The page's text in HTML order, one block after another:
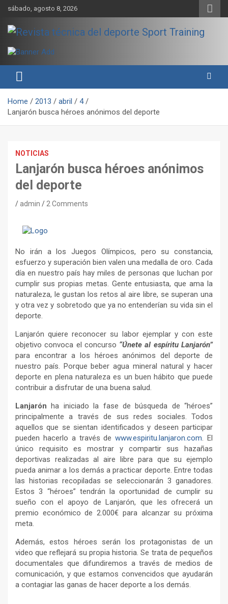
Skip
content
sábado, agosto 8, 2026
Revista técnica del deporte
Sport Training
rendimiento, nutrición y entrenamiento.
Home 2013 abril
4
Lanjarón busca héroes anónimos del deporte
NOTICIAS
Lanjarón busca héroes anónimos
del deporte
admin 2 Comments
No irán a los Juegos Olímpicos, pero su constancia,
esfuerzo y superación bien valen una medalla de oro. Cada
día en nuestro país hay miles de personas que luchan por
cumplir sus propias metas. Gente entusiasta, que ama la
naturaleza, le gustan los retos al aire libre, se superan una
y otra vez y sobretodo que ya no entenderían su vida sin el
deporte.
Lanjarón quiere reconocer su labor ejemplar y con este
objetivo convoca el concurso “Únete al espíritu Lanjarón”
para encontrar a los héroes anónimos del deporte de
nuestro país. Porque beber agua mineral natural y hacer
deporte en plena naturaleza es un buen hábito que puede
contribuir a disfrutar de una buena salud.
Lanjarón ha iniciado la fase de búsqueda de “héroes”
principalmente a través de sus redes sociales. Todos
aquellos que se sientan identificados y deseen participar
pueden hacerlo a través dewww.espiritu.lanjaron.com. El
único requisito es mostrar y compartir sus hazañas
deportivas realizadas al aire libre para que su ejemplo
pueda animar a los demás a practicar deporte. Entre todas
las historias recopiladas se seleccionarán 3 ganadores.
Estos 3 “héroes” tendrán la oportunidad de cumplir su
sueño con el apoyo de Lanjarón, que les ofrecerá un
premio económico de 2.000€ para alcanzar su próxima
meta.
Además, estos héroes serán los protagonistas de un
video que reflejará su propia historia. Se trata de pequeños
documentales que difundiremos a través de medios de
comunicación, y que estamos convencidos que ayudarán
a contagiar las ganas de hacer deporte a los demás.